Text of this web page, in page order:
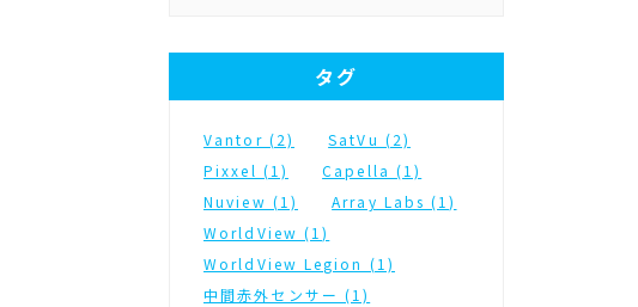
タグ
Vantor (2)
SatVu (2)
Pixxel (1)
Capella (1)
Nuview (1)
Array Labs (1)
WorldView (1)
WorldView Legion (1)
中間赤外センサー (1)